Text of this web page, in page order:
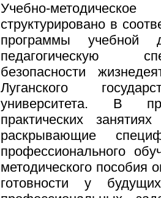
Учебно-
структурировано в
программы учебной
педагогическую
безопасности
Луганского
университета. В
практических
раскрывающие
профессионального
методического пособия
готовности у